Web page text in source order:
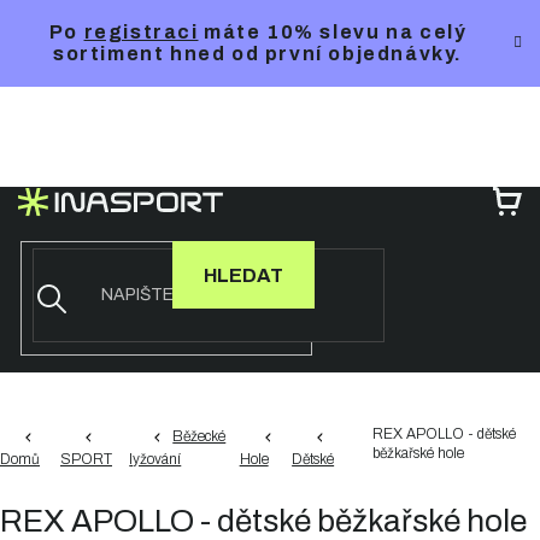
Po registraci máte 10% slevu na celý
sortiment hned od první objednávky.
HLEDAT
Domů SPORT
Běžecké
lyžování
Hole Dětské
REX APOLLO - dětské
běžkařské hole
REX APOLLO - dětské běžkařské hole